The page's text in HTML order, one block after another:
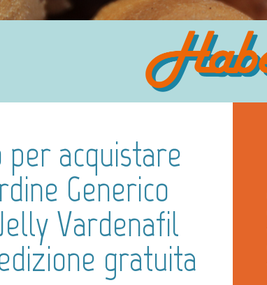
acquistare
Generico
Vardenafil
gratuita